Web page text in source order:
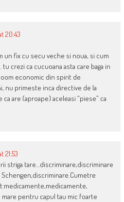
20:43
un fix cu secu veche si noua, si cum
crezi ca cucuoana asta care baga in
economic din spirit de
nu primeste inca directive de la
ca are (aproape) aceleasi “piese” ca
21:53
striga tare…discriminare,discriminare
pentru capul tau mic foarte